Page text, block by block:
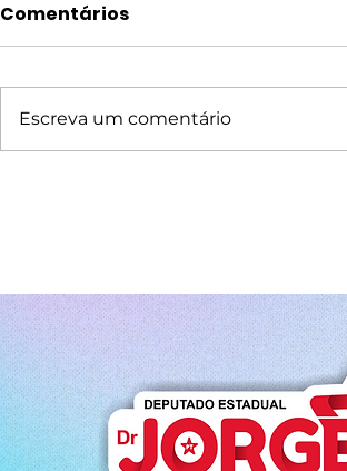
Comentários
Escreva um comentário